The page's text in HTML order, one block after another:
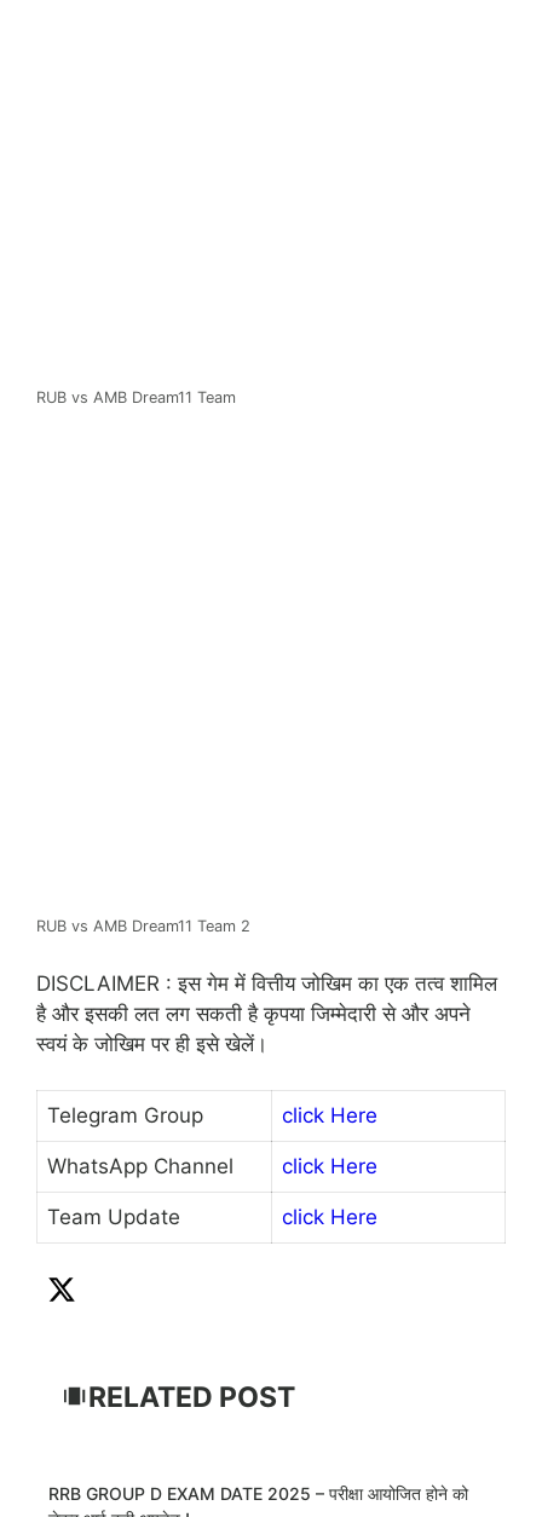
RUB vs AMB Dream11 Team
RUB vs AMB Dream11 Team 2
DISCLAIMER : इस गेम में वित्तीय जोखिम का एक तत्व शामिल
है और इसकी लत लग सकती है कृपया जिम्मेदारी से और अपने
स्वयं के जोखिम पर ही इसे खेलें।
Telegram Group click Here
WhatsApp Channel click Here
Team Update click Here
RELATED POST
RRB GROUP D EXAM DATE 2025 – परीक्षा आयोजित होने को